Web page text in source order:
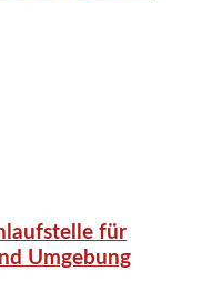
für
Umgebung